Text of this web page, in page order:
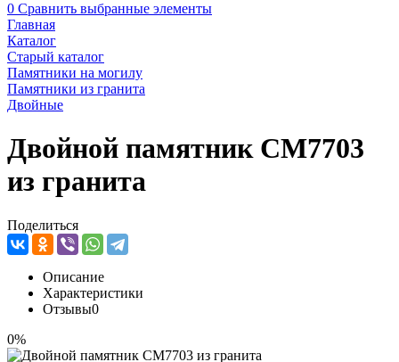
0 Сравнить выбранные элементы
Главная
Каталог
Старый каталог
Памятники на могилу
Памятники из гранита
Двойные
Двойной памятник CM7703
из гранита
Поделиться
Описание
Характеристики
Отзывы0
0%